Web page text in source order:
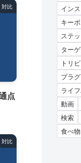
対比
点
対比
イン
キー
ステ
ター
トリ
プラ
ライ
動画
検索
食べ物